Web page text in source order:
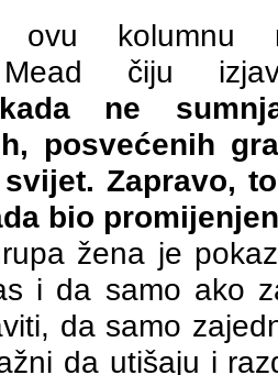
ovu kolumnu
čiju
ne
posvećenih
Zapravo,
bio
žena je
i da samo ako
da samo
da utišaju i